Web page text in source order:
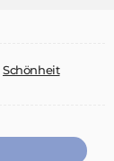
Schönheit